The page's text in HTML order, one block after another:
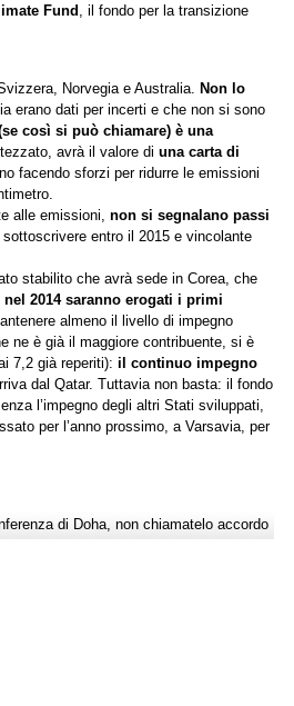
Fund , il fondo per la transizione
Norvegia e Australia. Non lo
erano dati per incerti e che non si sono
così si può chiamare) è una
avrà il valore di una carta di
facendo sforzi per ridurre le emissioni
alle emissioni, non si segnalano passi
entro il 2015 e vincolante
stabilito che avrà sede in Corea, che
nel 2014 saranno erogati i primi
almeno il livello di impegno
ne è già il maggiore contribuente, si è
7,2 già reperiti): il continuo impegno
dal Qatar. Tuttavia non basta: il fondo
l’impegno degli altri Stati sviluppati,
per l’anno prossimo, a Varsavia, per
di Doha, non chiamatelo accordo